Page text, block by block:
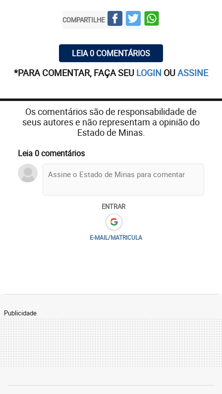
COMPARTILHE
LEIA 0 COMENTÁRIOS
*PARA COMENTAR, FAÇA SEU LOGIN OUASSINE
Os comentários são de responsabilidade de
seus autores e não representam a opinião do
Estado de Minas.
Leia 0 comentários
ENTRAR
E-MAIL/MATRICULA
Publicidade